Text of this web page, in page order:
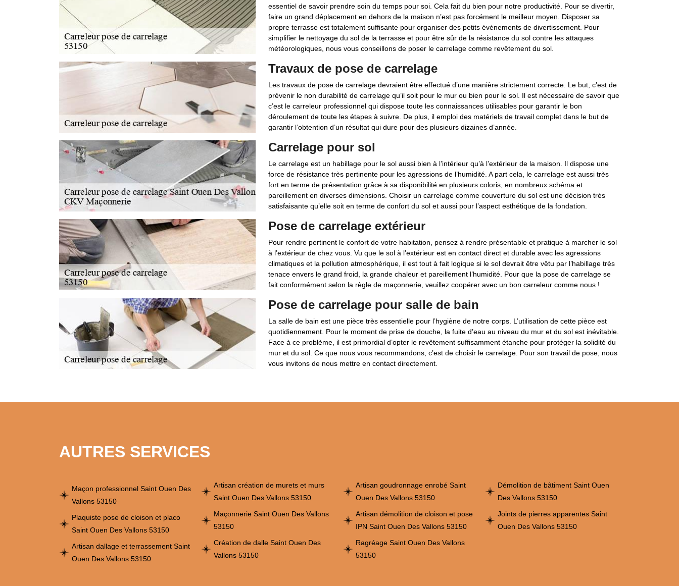
essentiel de savoir prendre soin du temps pour soi. Cela fait du bien pour notre productivité. Pour se divertir,
faire un grand déplacement en dehors de la maison n’est pas forcément le meilleur moyen. Disposer sa
propre terrasse est totalement suffisante pour organiser des petits évènements de divertissement. Pour
simplifier le nettoyage du sol de la terrasse et pour être sûr de la résistance du sol contre les attaques
météorologiques, nous vous conseillons de poser le carrelage comme revêtement du sol.
Travaux de pose de carrelage
Les travaux de pose de carrelage devraient être effectué d’une manière strictement correcte. Le but, c’est de
prévenir le non durabilité de carrelage qu’il soit pour le mur ou bien pour le sol. Il est nécessaire de savoir que
c’est le carreleur professionnel qui dispose toute les connaissances utilisables pour garantir le bon
déroulement de toute les étapes à suivre. De plus, il emploi des matériels de travail complet dans le but de
garantir l’obtention d’un résultat qui dure pour des plusieurs dizaines d’année.
Carrelage pour sol
Le carrelage est un habillage pour le sol aussi bien à l’intérieur qu’à l’extérieur de la maison. Il dispose une
force de résistance très pertinente pour les agressions de l’humidité. A part cela, le carrelage est aussi très
fort en terme de présentation grâce à sa disponibilité en plusieurs coloris, en nombreux schéma et
pareillement en diverses dimensions. Choisir un carrelage comme couverture du sol est une décision très
satisfaisante qu’elle soit en terme de confort du sol et aussi pour l’aspect esthétique de la fondation.
Pose de carrelage extérieur
Pour rendre pertinent le confort de votre habitation, pensez à rendre présentable et pratique à marcher le sol
à l’extérieur de chez vous. Vu que le sol à l’extérieur est en contact direct et durable avec les agressions
climatiques et la pollution atmosphérique, il est tout à fait logique si le sol devrait être vêtu par l’habillage très
tenace envers le grand froid, la grande chaleur et pareillement l’humidité. Pour que la pose de carrelage se
fait conformément selon la règle de maçonnerie, veuillez coopérer avec un bon carreleur comme nous !
Pose de carrelage pour salle de bain
La salle de bain est une pièce très essentielle pour l’hygiène de notre corps. L’utilisation de cette pièce est
quotidiennement. Pour le moment de prise de douche, la fuite d’eau au niveau du mur et du sol est inévitable.
Face à ce problème, il est primordial d’opter le revêtement suffisamment étanche pour protéger la solidité du
mur et du sol. Ce que nous vous recommandons, c’est de choisir le carrelage. Pour son travail de pose, nous
vous invitons de nous mettre en contact directement.
AUTRES SERVICES
Maçon professionnel Saint Ouen Des
Vallons 53150
Plaquiste pose de cloison et placo
Saint Ouen Des Vallons 53150
Artisan dallage et terrassement Saint
Ouen Des Vallons 53150
Artisan création de murets et murs
Saint Ouen Des Vallons 53150
Maçonnerie Saint Ouen Des Vallons
53150
Création de dalle Saint Ouen Des
Vallons 53150
Artisan goudronnage enrobé Saint
Ouen Des Vallons 53150
Artisan démolition de cloison et pose
IPN Saint Ouen Des Vallons 53150
Ragréage Saint Ouen Des Vallons
53150
Démolition de bâtiment Saint Ouen
Des Vallons 53150
Joints de pierres apparentes Saint
Ouen Des Vallons 53150